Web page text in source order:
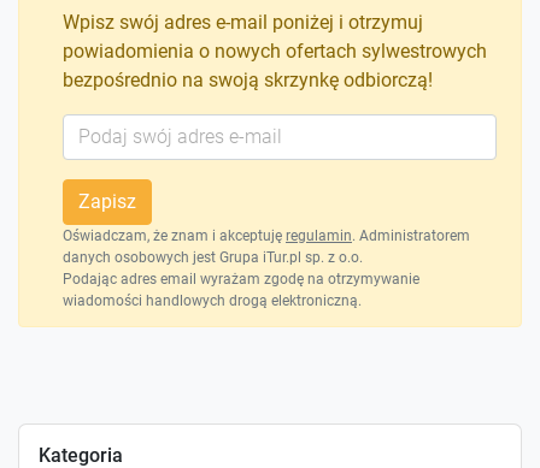
Kategoria
Wpisz swój adres e-mail poniżej i otrzymuj
powiadomienia o nowych ofertach sylwestrowych
bezpośrednio na swoją skrzynkę odbiorczą!
Zapisz
Oświadczam, że znam i akceptuję regulamin. Administratorem
danych osobowych jest Grupa iTur.pl sp. z o.o.
Podając adres email wyrażam zgodę na otrzymywanie
wiadomości handlowych drogą elektroniczną.